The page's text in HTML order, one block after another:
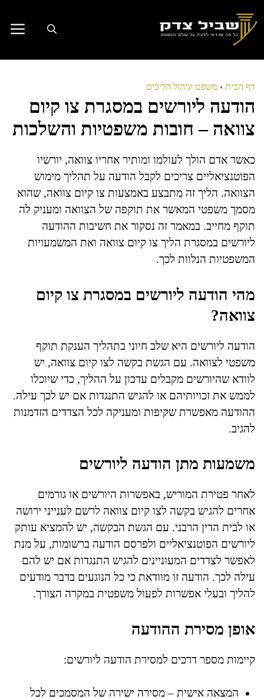
לתוכן
דף הבית › משפט וניהול הליכים
הודעה ליורשים במסגרת צו קיום
צוואה – חובות משפטיות והשלכות
כאשר אדם הולך לעולמו ומותיר אחריו צוואה, יורשיו
הפוטנציאליים צריכים לקבל הודעה על תהליך מימוש
הצוואה. הליך זה מתבצע באמצעות צו קיום צוואה, שהוא
מסמך משפטי המאשר את תוקפה של הצוואה ומעניק לה
תוקף מחייב. במאמר זה נסקור את חשיבות ההודעה
ליורשים במסגרת הליך צו קיום צוואה ואת המשמעויות
המשפטיות הנלוות לכך.
מהי הודעה ליורשים במסגרת צו קיום
צוואה?
הודעה ליורשים היא שלב חיוני בתהליך הענקת תוקף
משפטי לצוואה. עם הגשת בקשה לצו קיום צוואה, יש
לוודא שהיורשים מקבלים עדכון על ההליך, כדי שיוכלו
לממש את זכויותיהם או להגיש התנגדות אם יש לכך עילה.
ההודעה מאפשרת שקיפות ומעניקה לכל הצדדים הזדמנות
להגיב.
משמעות מתן הודעה ליורשים
לאחר פטירת המוריש, באפשרות היורשים או גורמים
אחרים להגיש בקשה לצו קיום צוואה לרשם לענייני ירושה
או לבית הדין הרבני. עם הגשת הבקשה, יש להמציא עותק
ליורשים הפוטנציאליים ולפרסם הודעה ברשומות, על מנת
לאפשר לצדדים המעוניינים להגיש התנגדות אם יש להם
עילה לכך. הודעה זו מוודאת כי כל הנוגעים בדבר מודעים
להליך ובעלי אפשרות לפעול משפטית במקרה הצורך.
אופן מסירת ההודעה
קיימות מספר דרכים למסירת הודעה ליורשים:
המצאה אישית – מסירה ישירה של המסמכים לכל